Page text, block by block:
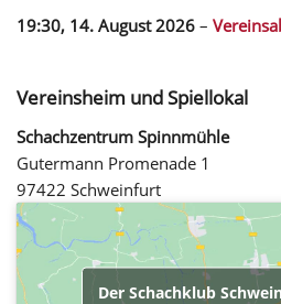
19:30, 14. August 2026 –
Vereinsheim und Spiellokal
Schachzentrum Spinnmühle
Gutermann Promenade 1
97422 Schweinfurt
Der Schachklub